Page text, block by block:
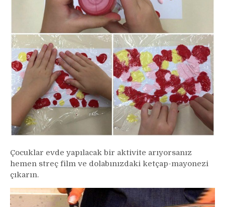
Çocuklar evde yapılacak bir aktivite arıyorsanız
hemen streç film ve dolabınızdaki ketçap-mayonezi
çıkarın.